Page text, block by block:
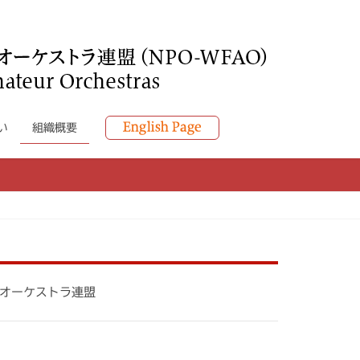
組織概要
ーケストラ連盟